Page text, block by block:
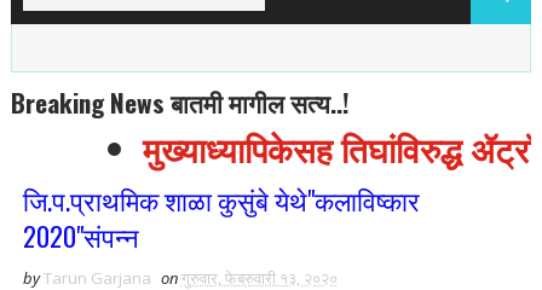
Breaking News बातमी मागील सत्य..!
मुख्याध्यापिकेसह तिघांविरुद्ध
जि.प.प्राथमिक शाळा कुसुंबे येथे"कलाविष्कार
2020"संपन्न
byTarun Garjana onगुरुवार, फेब्रुवारी १३, २०२०